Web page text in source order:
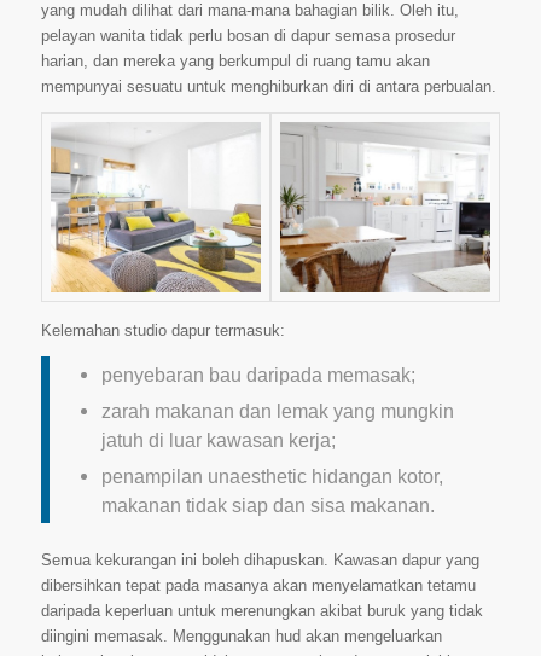
yang mudah dilihat dari mana-mana bahagian bilik. Oleh itu,
pelayan wanita tidak perlu bosan di dapur semasa prosedur
harian, dan mereka yang berkumpul di ruang tamu akan
mempunyai sesuatu untuk menghiburkan diri di antara perbualan.
Kelemahan studio dapur termasuk:
penyebaran bau daripada memasak;
zarah makanan dan lemak yang mungkin
jatuh di luar kawasan kerja;
penampilan unaesthetic hidangan kotor,
makanan tidak siap dan sisa makanan.
Semua kekurangan ini boleh dihapuskan. Kawasan dapur yang
dibersihkan tepat pada masanya akan menyelamatkan tetamu
daripada keperluan untuk merenungkan akibat buruk yang tidak
diingini memasak. Menggunakan hud akan mengeluarkan